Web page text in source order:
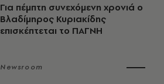
Για πέμπτη συνεχόμενη χρονιά ο
Βλαδίμηρος Κυριακίδης
επισκέπτεται το ΠΑΓΝΗ
Newsroom